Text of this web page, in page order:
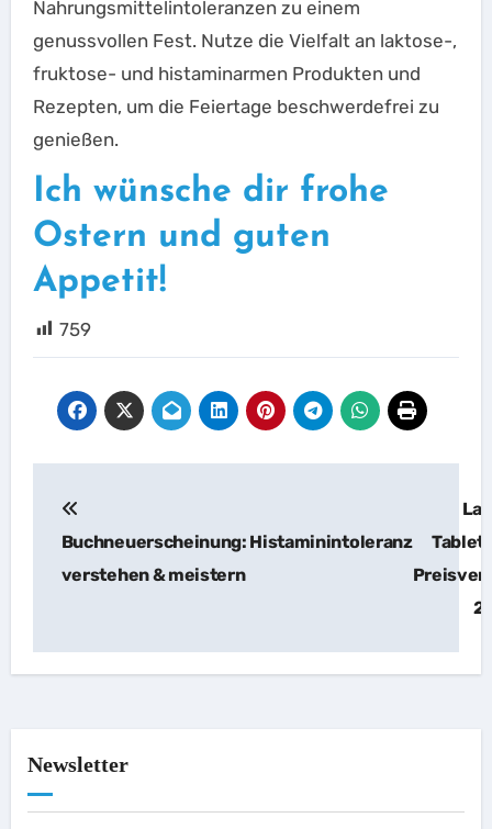
Nahrungsmittelintoleranzen zu einem
genussvollen Fest. Nutze die Vielfalt an laktose-,
fruktose- und histaminarmen Produkten und
Rezepten, um die Feiertage beschwerdefrei zu
genießen.
Ich wünsche dir frohe
Ostern und guten
Appetit!
759
Buchneuerscheinung: Histaminintoleranz
verstehen & meistern
Newsletter